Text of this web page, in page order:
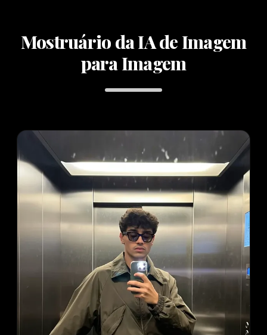
Mostruário da IA de Imagem
para Imagem